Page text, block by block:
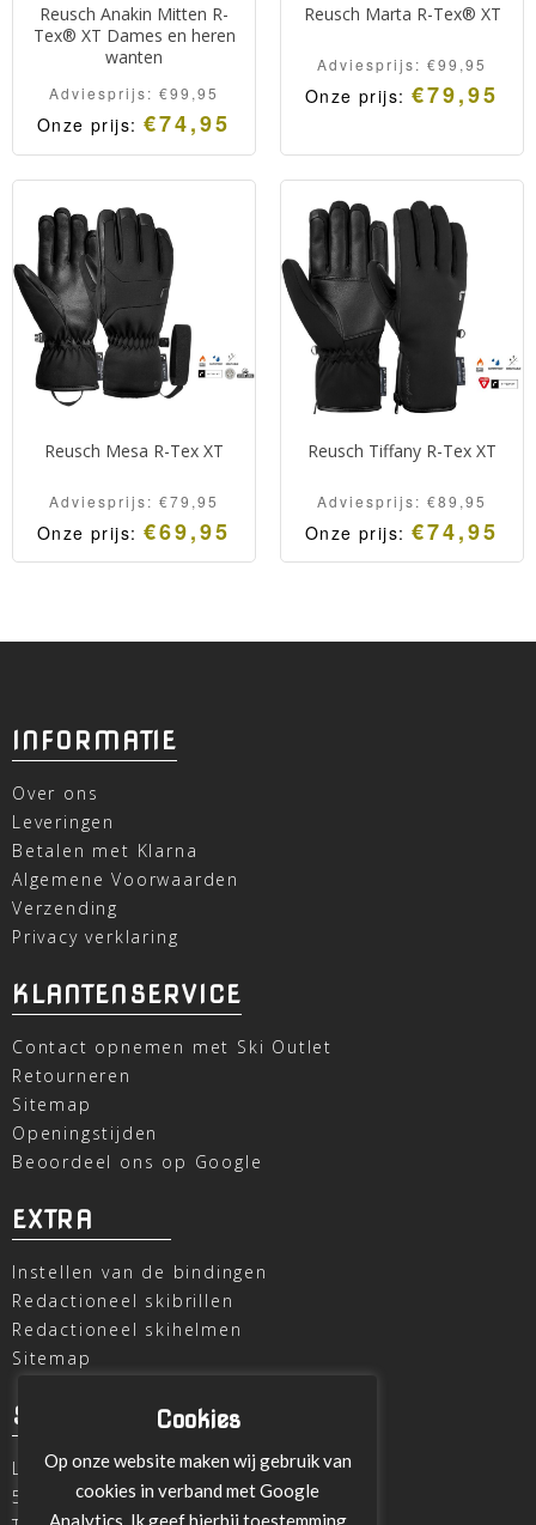
Reusch Anakin Mitten R-
Tex® XT Dames en heren
wanten
Adviesprijs: €99,95
Onze prijs: €74,95
Reusch Marta R-Tex® XT
Adviesprijs: €99,95
Onze prijs: €79,95
Reusch Mesa R-Tex XT
Adviesprijs: €79,95
Onze prijs: €69,95
Reusch Tiffany R-Tex XT
Adviesprijs: €89,95
Onze prijs: €74,95
INFORMATIE
Over ons
Leveringen
Betalen met Klarna
Algemene Voorwaarden
Verzending
Privacy verklaring
KLANTENSERVICE
Contact opnemen met Ski Outlet
Retourneren
Sitemap
Openingstijden
Beoordeel ons op Google
EXTRA
Instellen van de bindingen
Redactioneel skibrillen
Redactioneel skihelmen
Sitemap
SKI OUTLET
Laagheidehof 8
5804 XC Venray
Cookies
Op onze website maken wij gebruik van
cookies in verband met Google
Analytics. Ik geef hierbij toestemming